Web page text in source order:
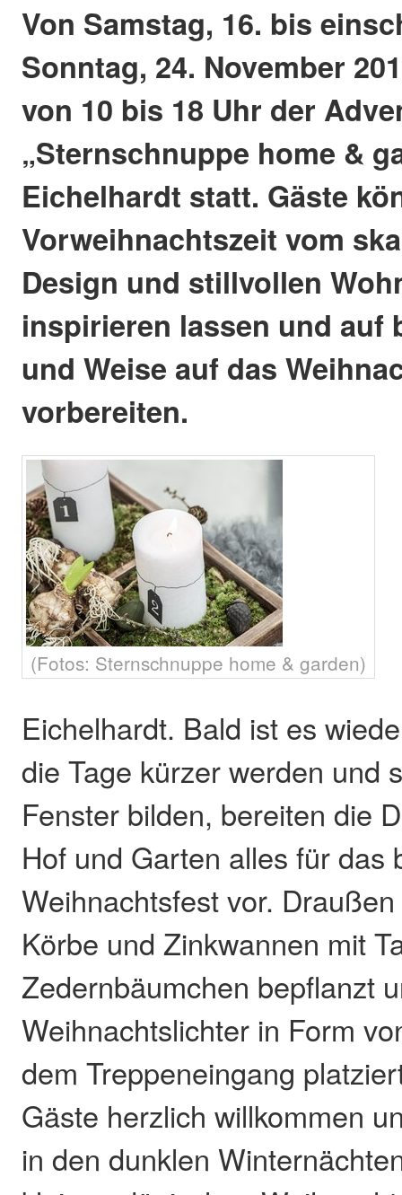
Von Samstag, 16. bis
Sonntag, 24. November
von 10 bis 18 Uhr der
„Sternschnuppe home &
Eichelhardt statt. Gäste
Vorweihnachtszeit vom
Design und stillvollen
inspirieren lassen und auf
und Weise auf das
vorbereiten.
(Fotos: Sternschnuppe home & garden)
Eichelhardt. Bald ist es
die Tage kürzer werden und
Fenster bilden, bereiten die
Hof und Garten alles für das
Weihnachtsfest vor.
Körbe und Zinkwannen mit
Zedernbäumchen bepflanzt
Weihnachtslichter in Form
dem Treppeneingang
Gäste herzlich willkommen
in den dunklen